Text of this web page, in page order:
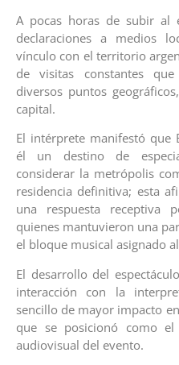
A pocas horas de subir al
declaraciones a medios
vínculo con el territorio
de visitas constantes
diversos puntos
capital.
El intérprete manifestó que
él un destino de
considerar la metrópolis
residencia definitiva; esta
una respuesta receptiva
quienes mantuvieron una
el bloque musical asignado
El desarrollo del
interacción con la
sencillo de mayor impacto
que se posicionó como
audiovisual del evento.